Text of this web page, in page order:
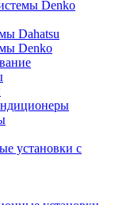
Denko
Dahatsu
Denko
установки с